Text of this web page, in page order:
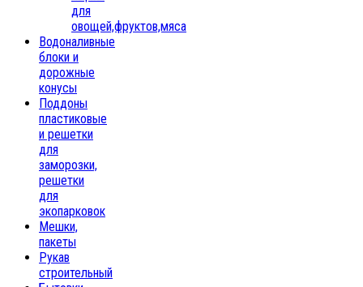
для
овощей,фруктов,мяса
Водоналивные
блоки и
дорожные
конусы
Поддоны
пластиковые
и решетки
для
заморозки,
решетки
для
экопарковок
Мешки,
пакеты
Рукав
строительный